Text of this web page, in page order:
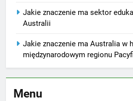
Jakie znaczenie ma sektor
Australii
Jakie znaczenie ma Australia w
międzynarodowym regionu
Menu